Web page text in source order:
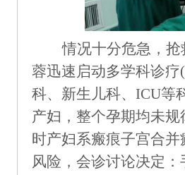
情况十分危急，
蓉迅速启动多学科诊疗
科、新生儿科、ICU等
产妇，整个孕期均未
时产妇系瘢痕子宫合
风险，会诊讨论决定：